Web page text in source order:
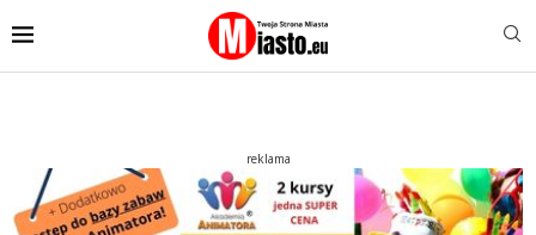
reklama